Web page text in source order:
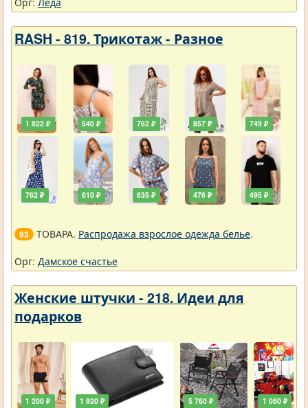
RASH - 819. Трикотаж - Разное
1 822 ₽
762 ₽
540 ₽
610 ₽
762 ₽
635 ₽
857 ₽
476 ₽
749 ₽
495 ₽
93 ТОВАРА. Распродажа взрослое одежда белье.
Орг: Дамское счастье
Женские штучки - 218. Идеи для
подарков
1 200 ₽ 1 920 ₽ 5 760 ₽ 1 080 ₽